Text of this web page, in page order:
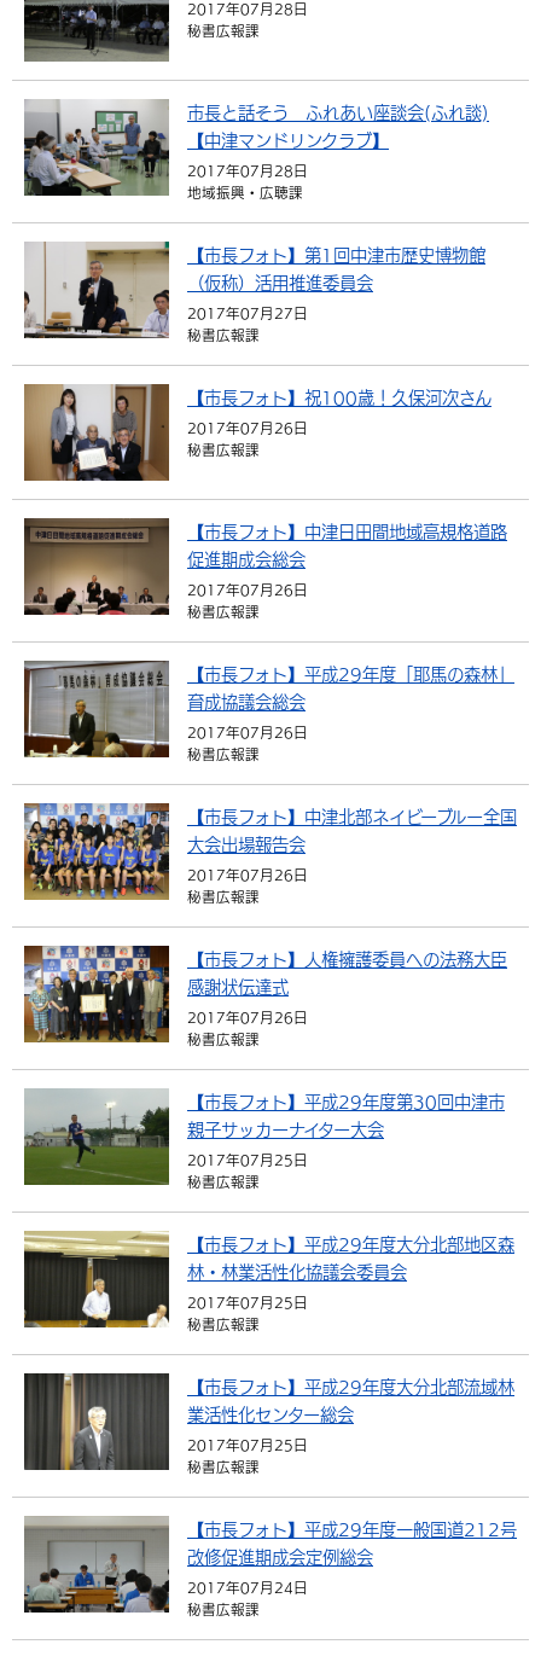
2017年07月28日
秘書広報課
市長と話そう ふれあい座談会(ふれ談)
【中津マンドリンクラブ】
2017年07月28日
地域振興・広聴課
【市長フォト】第1回中津市歴史博物館
（仮称）活用推進委員会
2017年07月27日
秘書広報課
【市長フォト】祝100歳！久保河次さん
2017年07月26日
秘書広報課
【市長フォト】中津日田間地域高規格道路
促進期成会総会
2017年07月26日
秘書広報課
【市長フォト】平成29年度「耶馬の森林」
育成協議会総会
2017年07月26日
秘書広報課
【市長フォト】中津北部ネイビーブルー全国
大会出場報告会
2017年07月26日
秘書広報課
【市長フォト】人権擁護委員への法務大臣
感謝状伝達式
2017年07月26日
秘書広報課
【市長フォト】平成29年度第30回中津市
親子サッカーナイター大会
2017年07月25日
秘書広報課
【市長フォト】平成29年度大分北部地区森
林・林業活性化協議会委員会
2017年07月25日
秘書広報課
【市長フォト】平成29年度大分北部流域林
業活性化センター総会
2017年07月25日
秘書広報課
【市長フォト】平成29年度一般国道212号
改修促進期成会定例総会
2017年07月24日
秘書広報課